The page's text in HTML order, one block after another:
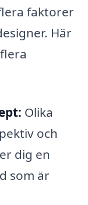
faktorer
Här
Olika
och
dig en
som är